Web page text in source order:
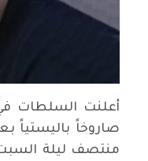
صاروخاً باليستياً